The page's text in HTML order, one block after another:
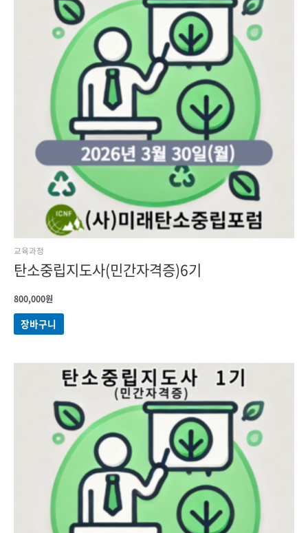
교육과정
탄소중립지도사(민간자격증)6기
800,000원
장바구니